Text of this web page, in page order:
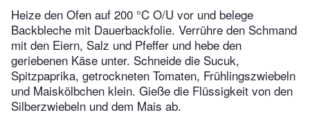
Heize den Ofen auf 200 °C O/U vor und belege
Backbleche mit Dauerbackfolie. Verrühre den Schmand
mit den Eiern, Salz und Pfeffer und hebe den
geriebenen Käse unter. Schneide die Sucuk,
Spitzpaprika, getrockneten Tomaten, Frühlingszwiebeln
und Maiskölbchen klein. Gieße die Flüssigkeit von den
Silberzwiebeln und dem Mais ab.